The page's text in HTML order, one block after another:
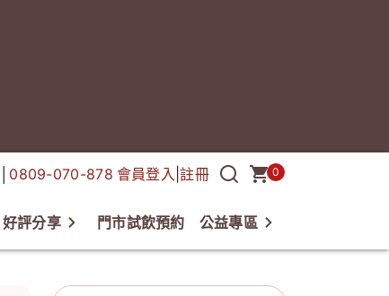
0809-070-878 會員登入 |註冊 0
好評分享 門市試飲預約 公益專區